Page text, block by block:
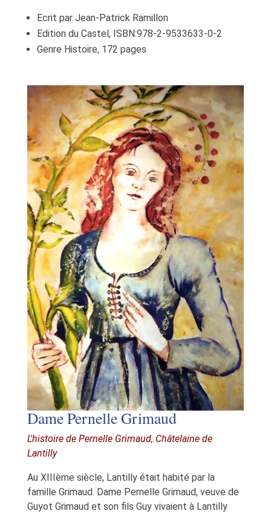
Ecrit par Jean-Patrick Ramillon
Edition du Castel, ISBN:978-2-9533633-0-2
Genre Histoire, 172 pages
Dame Pernelle Grimaud
L'histoire de Pernelle Grimaud, Châtelaine de
Lantilly
Au XIIIème siècle, Lantilly était habité par la
famille Grimaud. Dame Pernelle Grimaud, veuve de
Guyot Grimaud et son fils Guy vivaient à Lantilly